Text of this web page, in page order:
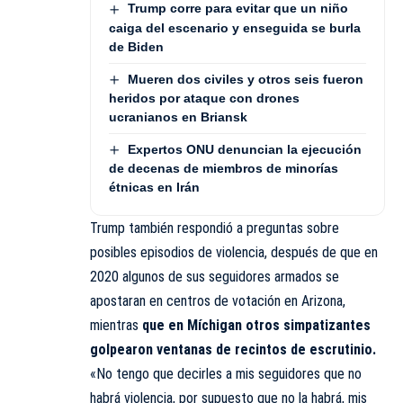
Trump corre para evitar que un niño
caiga del escenario y enseguida se burla
de Biden
Mueren dos civiles y otros seis fueron
heridos por ataque con drones
ucranianos en Briansk
Expertos ONU denuncian la ejecución
de decenas de miembros de minorías
étnicas en Irán
Trump también respondió a preguntas sobre
posibles episodios de violencia, después de que en
2020 algunos de sus seguidores armados se
apostaran en centros de votación en Arizona,
mientras que en Míchigan otros simpatizantes
golpearon ventanas de recintos de escrutinio.
«No tengo que decirles a mis seguidores que no
habrá violencia, por supuesto que no la habrá, mis